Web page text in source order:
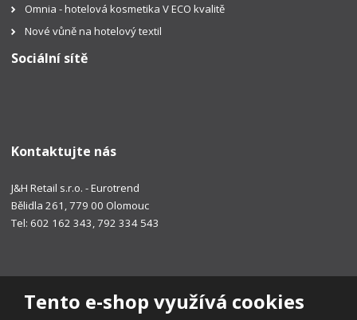
Tento e-shop využívá cookies
Omnia - hotelová kosmetika V ECO kvalitě
Nové vůně na hotelový textil
Sociální sítě
Kontaktujte nás
J&H Retail s.r.o. - Eurotrend
Bělidla 261, 779 00 Olomouc
Tel: 602 162 343, 792 334 543